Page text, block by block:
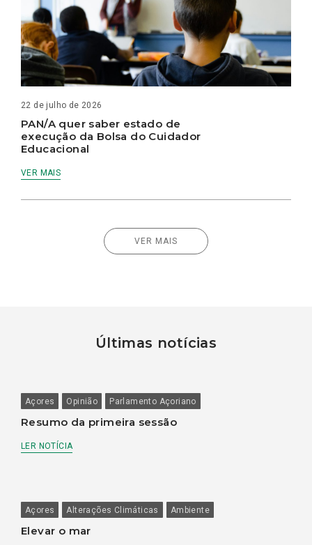
22 de julho de 2026
PAN/A quer saber estado de
execução da Bolsa do Cuidador
Educacional
VER MAIS
VER MAIS
Últimas notícias
Açores Opinião Parlamento Açoriano
Resumo da primeira sessão
LER NOTÍCIA
Açores Alterações Climáticas Ambiente
Elevar o mar